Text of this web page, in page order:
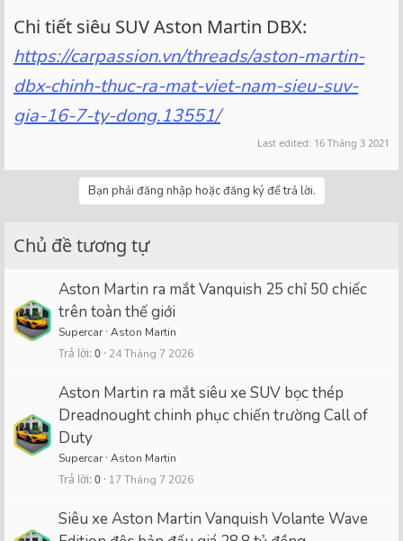
Chi tiết siêu SUV Aston Martin DBX:
https://carpassion.vn/threads/aston-martin-
dbx-chinh-thuc-ra-mat-viet-nam-sieu-suv-
gia-16-7-ty-dong.13551/
Last edited: 16 Tháng 3 2021
Bạn phải đăng nhập hoặc đăng ký để trả lời.
Chủ đề tương tự
Aston Martin ra mắt Vanquish 25 chỉ 50 chiếc
trên toàn thế giới
Supercar Aston Martin
Trả lời 0 24 Tháng 7 2026
Aston Martin ra mắt siêu xe SUV bọc thép
Dreadnought chinh phục chiến trường Call of
Duty
Supercar Aston Martin
Trả lời 0 17 Tháng 7 2026
Siêu xe Aston Martin Vanquish Volante Wave